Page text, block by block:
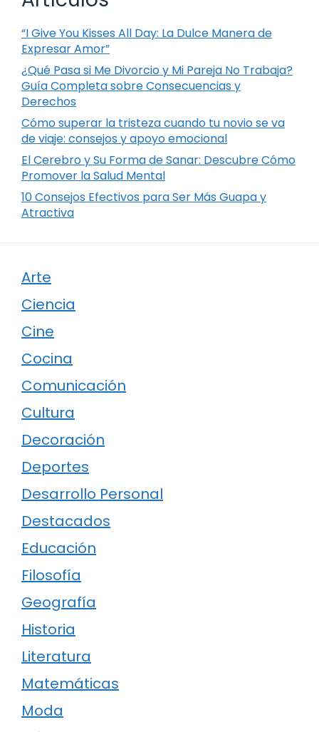
“I Give You Kisses All Day: La Dulce Manera de
Expresar Amor”
¿Qué Pasa si Me Divorcio y Mi Pareja No Trabaja?
Guía Completa sobre Consecuencias y
Derechos
Cómo superar la tristeza cuando tu novio se va
de viaje: consejos y apoyo emocional
El Cerebro y Su Forma de Sanar: Descubre Cómo
Promover la Salud Mental
10 Consejos Efectivos para Ser Más Guapa y
Atractiva
Arte
Ciencia
Cine
Cocina
Comunicación
Cultura
Decoración
Deportes
Desarrollo Personal
Destacados
Educación
Filosofía
Geografía
Historia
Literatura
Matemáticas
Moda